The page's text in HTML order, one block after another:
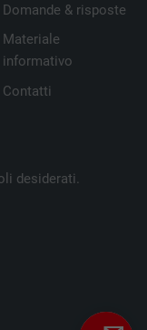
desiderati.
Domande & risposte
Materiale
informativo
Contatti
utenti su
delle